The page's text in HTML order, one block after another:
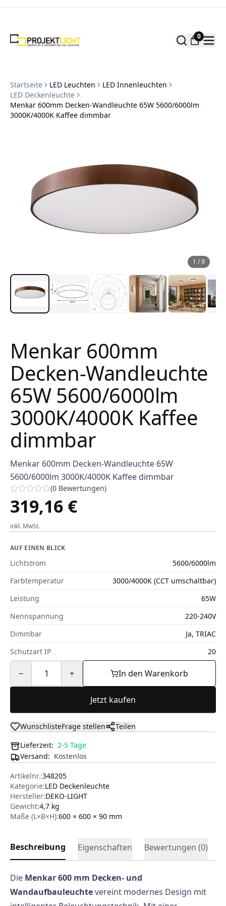
Zum Inhalt springen
0
Startseite LED Leuchten
LED Innenleuchten
LED Deckenleuchte
Menkar 600mm Decken-Wandleuchte 65W 5600/6000lm
3000K/4000K Kaffee dimmbar
1 /9
Menkar 600mm
Decken-Wandleuchte
65W 5600/6000lm
3000K/4000K Kaffee
dimmbar
Menkar 600mm Decken-Wandleuchte 65W
5600/6000lm 3000K/4000K Kaffee dimmbar
(0 Bewertungen)
319,16 €
inkl. MwSt.
AUF EINEN BLICK
Lichtstrom
5600/6000lm
Farbtemperatur
3000/4000K (CCT umschaltbar)
Leistung
65W
Nennspannung
220-240V
Dimmbar
Ja, TRIAC
Schutzart IP
20
− 1 + In den Warenkorb
Jetzt kaufen
WunschlisteFrage stellen
Teilen
Lieferzeit: 2-5 Tage
Versand: Kostenlos
Artikelnr.:348205
Kategorie:LED Deckenleuchte
Hersteller:DEKO-LIGHT
Gewicht:4,7 kg
Maße (L×B×H):600 × 600 × 90 mm
Beschreibung Eigenschaften Bewertungen (0)
Die Menkar 600 mm Decken- und
Wandaufbauleuchtevereint modernes Design mit